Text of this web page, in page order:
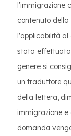
l'immigrazione
contenuto
l'applicabilità al
stata
genere si
un traduttore
della lettera,
immigrazione
domanda